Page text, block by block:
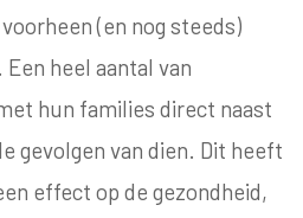
(en nog steeds)
heel aantal van
hun families direct naast
gevolgen van dien. Dit heeft
effect op de gezondheid,